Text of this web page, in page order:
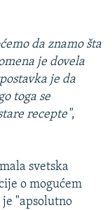
da znamo šta
je dovela
je da
toga se
recepte",
svetska
o mogućem
je "apsolutno